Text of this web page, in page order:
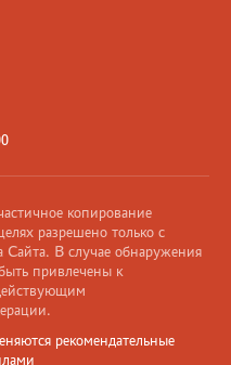
копирование
разрешено только с
Сайта. В случае обнаружения
привлечены к
рекомендательные